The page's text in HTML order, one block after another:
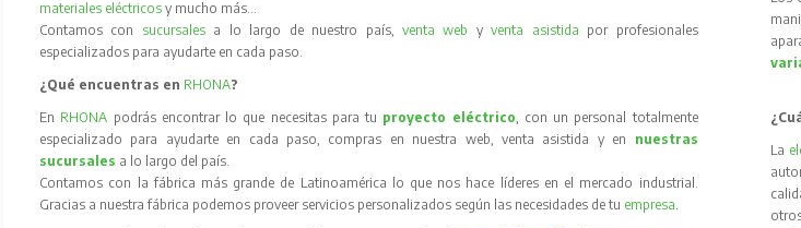
materiales eléctricos y mucho más…
Contamos con sucursales a lo largo de nuestro país, venta web yventa asistida por profesionales
especializados para ayudarte en cada paso.
¿Qué encuentras en RHONA?
En RHONA podrás encontrar lo que necesitas para tu proyecto eléctrico, con un personal totalmente
especializado para ayudarte en cada paso, compras en nuestra web, venta asistida y en nuestras
sucursales a lo largo del país.
Contamos con la fábrica más grande de Latinoamérica lo que nos hace líderes en el mercado industrial.
Gracias a nuestra fábrica podemos proveer servicios personalizados según las necesidades de tu empresa.
La